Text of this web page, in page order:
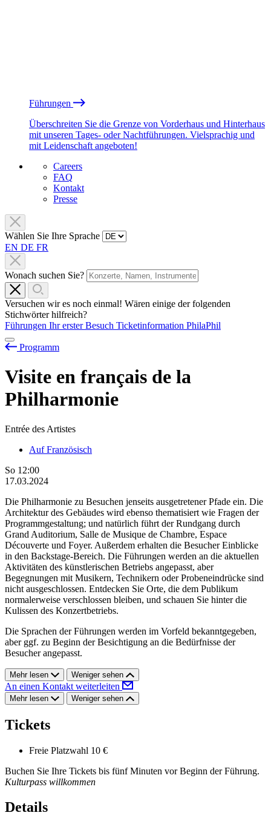
Führungen
Überschreiten Sie die Grenze von Vorderhaus und Hinterhaus
mit unseren Tages- oder Nachtführungen. Vielsprachig und
mit Leidenschaft angeboten!
Careers
FAQ
Kontakt
Presse
Wählen Sie Ihre Sprache
EN DE FR
Wonach suchen Sie?
Versuchen wir es noch einmal! Wären einige der folgenden
Stichwörter hilfreich?
Führungen Ihr erster Besuch Ticketinformation PhilaPhil
Programm
Visite en français de la
Philharmonie
Entrée des Artistes
Auf Französisch
So 12:00
17.03.2024
Die Philharmonie zu Besuchen jenseits ausgetretener Pfade ein. Die
Architektur des Gebäudes wird ebenso thematisiert wie Fragen der
Programmgestaltung; und natürlich führt der Rundgang durch
Grand Auditorium, Salle de Musique de Chambre, Espace
Découverte und Foyer. Außerdem erhalten die Besucher Einblicke
in den Backstage-Bereich. Die Führungen werden an die aktuellen
Aktivitäten des künstlerischen Betriebs angepasst, aber
Begegnungen mit Musikern, Technikern oder Probeneindrücke sind
nicht ausgeschlossen. Entdecken Sie Orte, die dem Publikum
normalerweise verschlossen bleiben, und schauen Sie hinter die
Kulissen des Konzertbetriebs.
Die Sprachen der Führungen werden im Vorfeld bekanntgegeben,
aber ggf. zu Beginn der Besichtigung an die Bedürfnisse der
Besucher angepasst.
Mehr lesen Weniger sehen
An einen Kontakt weiterleiten
Mehr lesen Weniger sehen
Tickets
Freie Platzwahl 10 €
Buchen Sie Ihre Tickets bis fünf Minuten vor Beginn der Führung.
Kulturpass willkommen
Details